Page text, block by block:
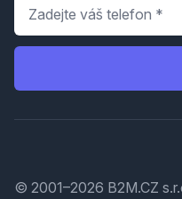
© 2001–2026 B2M.CZ